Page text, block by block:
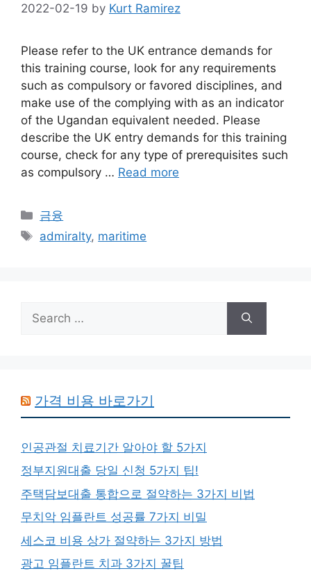
2022-02-19 by Kurt Ramirez
Please refer to the UK entrance demands for
this training course, look for any requirements
such as compulsory or favored disciplines, and
make use of the complying with as an indicator
of the Ugandan equivalent needed. Please
describe the UK entry demands for this training
course, check for any type of prerequisites such
as compulsory … Read more
Categories
금융
Tags
admiralty, maritime
for:
가격 비용 바로가기
인공관절 치료기간 알아야 할 5가지
정부지원대출 당일 신청 5가지 팁!
주택담보대출 통합으로 절약하는 3가지 비법
무치악 임플란트 성공률 7가지 비밀
세스코 비용 상가 절약하는 3가지 방법
광고 임플란트 치과 3가지 꿀팁